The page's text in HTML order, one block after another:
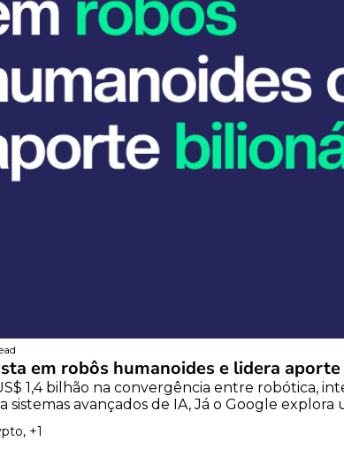
em robôs humanoides e lidera
1,4 bilhão na convergência entre robótica,
sistemas avançados de IA, Já o Google
+1